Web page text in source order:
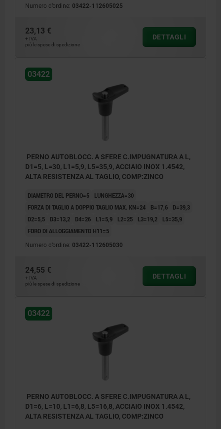
Numero d’ordine: 03422-112605025
23,13 €
+ IVA
più le spese di spedizione
DETTAGLI
03422
PERNO AUTOBLOCC. A SFERE C.IMPUGNATURA A L,
D1=5, L=30, L1=5,9, L5=35,9, ACCIAIO INOX 1.4542,
ALTA RESISTENZA AL TAGLIO, COMP:ZINCO
DIAMETRO DEL PERNO=5
LUNGHEZZA=30
FORZA DI TAGLIO A DOPPIO TAGLIO MAX. KN=24
B=17,6
D=39,3
D2=5,5
D3=13,2 D4=26 L1=5,9 L2=25 L3=19,2
L5=35,9
FORO DI ALLOGGIAMENTO H11=5
Numero d’ordine: 03422-112605030
24,55 €
+ IVA
più le spese di spedizione
DETTAGLI
03422
PERNO AUTOBLOCC. A SFERE C.IMPUGNATURA A L,
D1=6, L=10, L1=6,8, L5=16,8, ACCIAIO INOX 1.4542,
ALTA RESISTENZA AL TAGLIO, COMP:ZINCO